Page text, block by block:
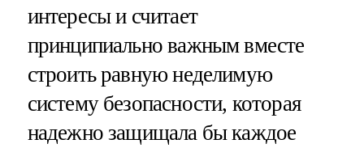
интересы и считает
принципиально важным вместе
строить равную неделимую
систему безопасности, которая
надежно защищала бы каждое